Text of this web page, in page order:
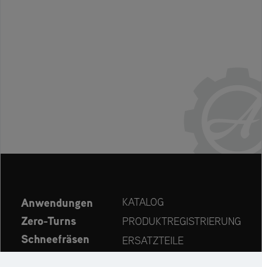
Anwendungen
Zero-Turns
Schneefräsen
Aktuelles
KATALOG
PRODUKTREGISTRIERUNG
ERSATZTEILE